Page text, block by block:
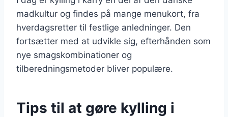
madkultur og findes på mange menukort, fra
hverdagsretter til festlige anledninger. Den
fortsætter med at udvikle sig, efterhånden som
nye smagskombinationer og
tilberedningsmetoder bliver populære.
Tips til at gøre kylling i